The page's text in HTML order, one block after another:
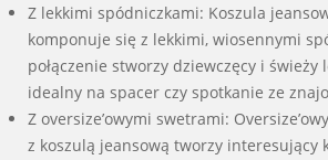
Z lekkimi spódniczkami: Koszula
komponuje się z lekkimi, wiosennymi
połączenie stworzy dziewczęcy i świeży
idealny na spacer czy spotkanie ze
Z oversize’owymi swetrami:
z koszulą jeansową tworzy interesujący